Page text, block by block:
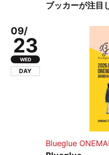
ブッカーが注目
09/
23
WED
DAY
Blueglue